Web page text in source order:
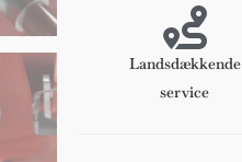
Landsdækkende
service